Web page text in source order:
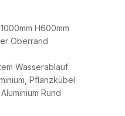
H600mm
Oberrand
Wasserablauf
Pflanzkübel
Rund